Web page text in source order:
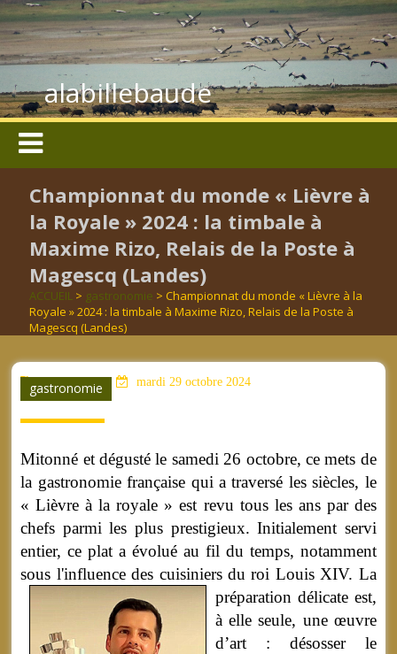
alabillebaude
Championnat du monde « Lièvre à
la Royale » 2024 : la timbale à
Maxime Rizo, Relais de la Poste à
Magescq (Landes)
ACCUEIL > gastronomie > Championnat du monde « Lièvre à la
Royale » 2024 : la timbale à Maxime Rizo, Relais de la Poste à
Magescq (Landes)
gastronomie
aucun mot clé mardi 29 octobre 2024
Mitonné et dégusté le samedi 26 octobre, ce mets de
la gastronomie française qui a traversé les siècles, le
« Lièvre à la royale » est revu tous les ans par des
chefs parmi les plus prestigieux. Initialement servi
entier, ce plat a évolué au fil du temps, notamment
sous l'influence des cuisiniers du roi Louis XIV. La
préparation délicate est,
à elle seule, une œuvre
d’art : désosser le